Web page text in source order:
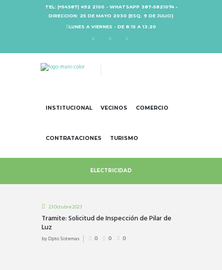
TEL: (+54387) 492 2100 - WHATSAPP 387-5821074 -
DIRECCION: 25 DE MAYO 2030 (ESQ. 9 DE JULIO)
LUNES A VIERNES - DE 8:15 A 13:20
INSTITUCIONAL VECINOS COMERCIO
CONTRATACIONES TURISMO
ELECTRICIDAD
23 Octubre 2023
Tramite: Solicitud de Inspección de Pilar de
Luz
byDpto Sistemas 0 0 0